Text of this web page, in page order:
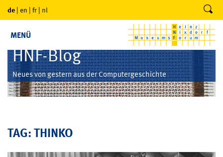
de | en | fr | nl
MENÜ
HNF-Blog
Neues von gestern aus der Computergeschichte
TAG: THINKO